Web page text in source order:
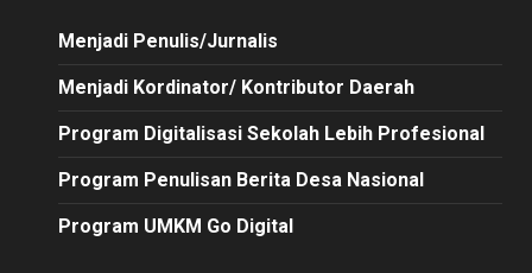
Menjadi Penulis/Jurnalis
Menjadi Kordinator/ Kontributor Daerah
Program Digitalisasi Sekolah Lebih Profesional
Program Penulisan Berita Desa Nasional
Program UMKM Go Digital